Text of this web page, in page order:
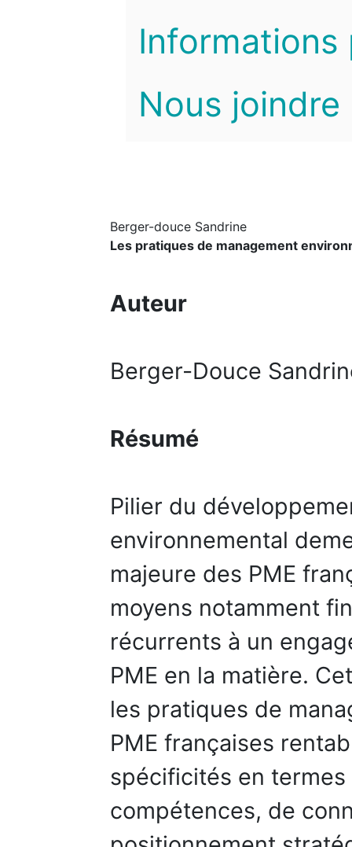
Informations
Nous joindre
Berger-douce Sandrine
Les pratiques de management
Auteur
Berger-Douce
Résumé
Pilier du
environnemental
majeure des PME
moyens notamment
récurrents à un
PME en la matière.
les pratiques de
PME françaises
spécificités en
compétences, de